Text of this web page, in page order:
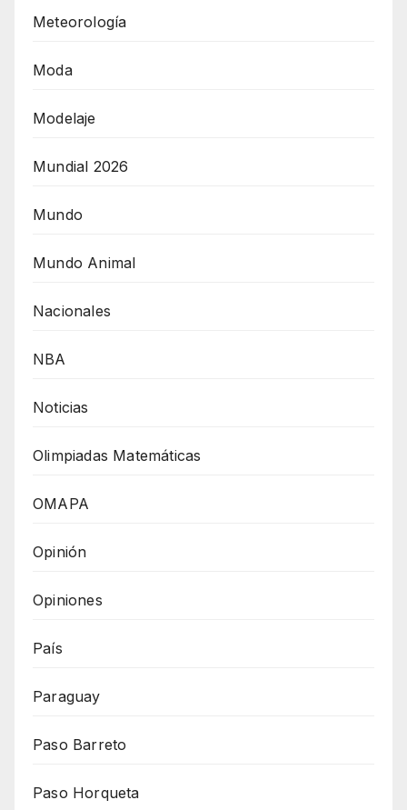
Meteorología
Moda
Modelaje
Mundial 2026
Mundo
Mundo Animal
Nacionales
NBA
Noticias
Olimpiadas Matemáticas
OMAPA
Opinión
Opiniones
País
Paraguay
Paso Barreto
Paso Horqueta